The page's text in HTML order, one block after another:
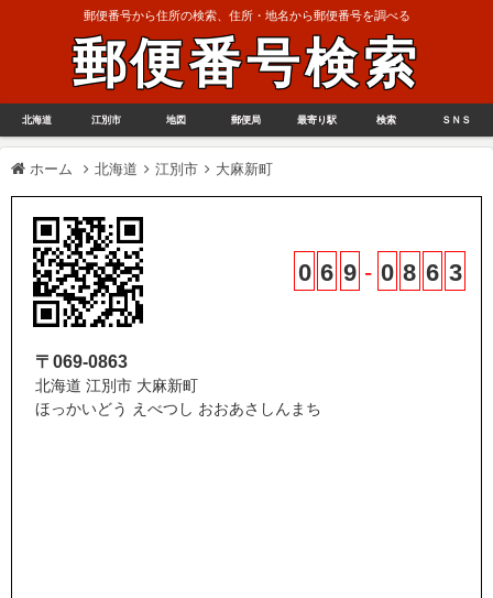
郵便番号から住所の検索、住所・地名から郵便番号を調べる
郵便番号検索
北海道 江別市 地図 郵便局 最寄り駅 検索 ＳＮＳ
ホーム 北海道 江別市 大麻新町
0 6 9 - 0 8 6 3
〒069-0863
北海道 江別市 大麻新町
ほっかいどう えべつし おおあさしんまち